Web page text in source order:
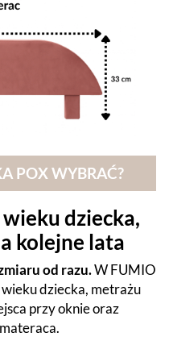
POX WYBRAĆ?
dziecka,
kolejne lata
od razu.W FUMIO
dziecka, metrażu
przy oknie oraz